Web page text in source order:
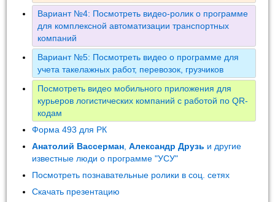
Вариант №4: Посмотреть видео-ролик о программе
для комплексной автоматизации транспортных
компаний
Вариант №5: Посмотреть видео о программе для
учета такелажных работ, перевозок, грузчиков
Посмотреть видео мобильного приложения для
курьеров логистических компаний с работой по QR-
кодам
Форма 493 для РК
Анатолий Вассерман ,Александр Друзь и другие
известные люди о программе "УСУ"
Посмотреть познавательные ролики в соц. сетях
Скачать презентацию